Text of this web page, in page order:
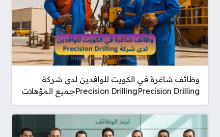
وظائف شاغرة في الكويت للوافدين لدى شركة
Precision DrillingPrecision Drillingجميع المؤهلات